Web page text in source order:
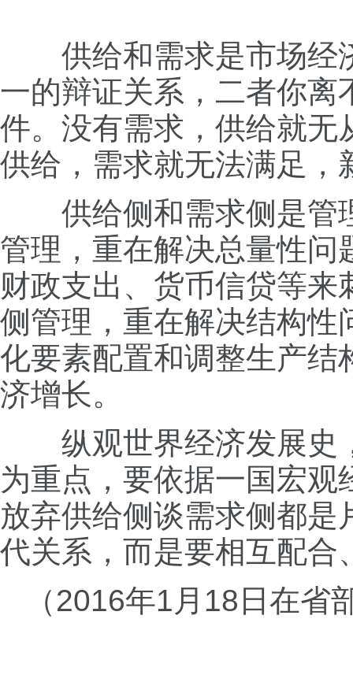
供给和需求是市场经
一的辩证关系，二者你离
件。没有需求，供给就无
供给，需求就无法满足，
供给侧和需求侧是管
管理，重在解决总量性问
财政支出、货币信贷等
侧管理，重在解决结构性
化要素配置和调整生产结
济增长。
纵观世界经济发展史
为重点，要依据一国宏
放弃供给侧谈需求侧都
代关系，而是要相互配合
（2016年1月18日在